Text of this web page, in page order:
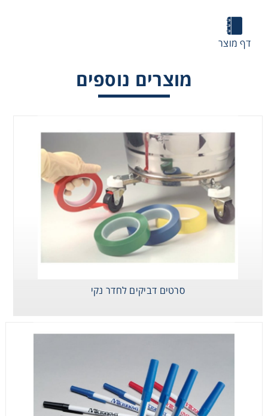
דף מוצר
מוצרים נוספים
סרטים דביקים לחדר נקי
סרטים דביקים
לחדר נקי
עטים לחדר נקי
Glassware
Liquid Handling
Reagents & Kits
Consumables
Safety